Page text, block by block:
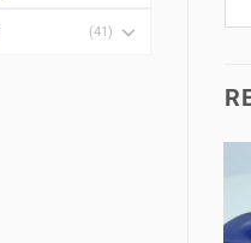
(41)